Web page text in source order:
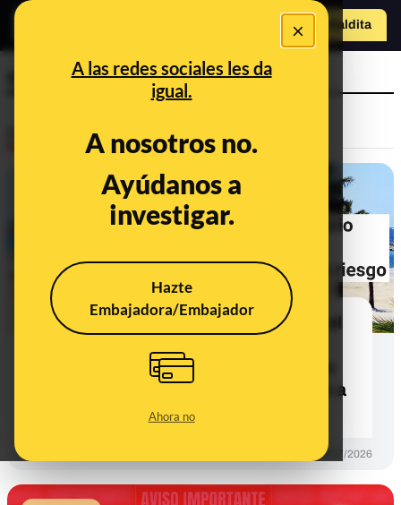
×
A las redes sociales les da
igual.
A nosotros no.
Ayúdanos a
investigar.
Hazte
Embajadora/Embajador
Ahora no
Hazte Maldito
ola de calor
Cuidado con los contenidos sobre el
bacteria Vibrio: Sanidad asegura no
haber recibido ninguna notificación a
8 de julio de 2026
06/07/2026